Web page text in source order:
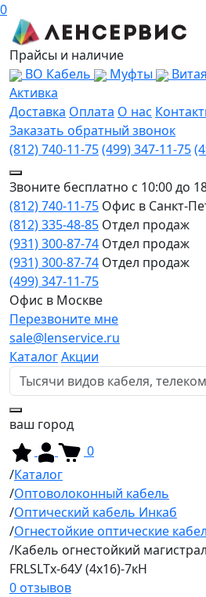
0
Прайсы и наличие
ВО Кабель
Муфты
Активка
Доставка Оплата О нас
Заказать обратный звонок
(812) 740-11-75(499) 347-11-75
Звоните бесплатно с 10:00 до
(812) 740-11-75 Офис в Санкт-
(812) 335-48-85 Отдел продаж
(931) 300-87-74 Отдел продаж
(931) 300-87-74 Отдел продаж
(499) 347-11-75
Офис в Москве
Перезвоните мне
sale@lenservice.ru
КаталогАкции
ваш город
0
Каталог
Оптоволоконный кабель
Оптический кабель Инкаб
Огнестойкие оптические
Кабель огнестойкий
FRLSLTx-64У (4x16)-7кН
0 отзывов